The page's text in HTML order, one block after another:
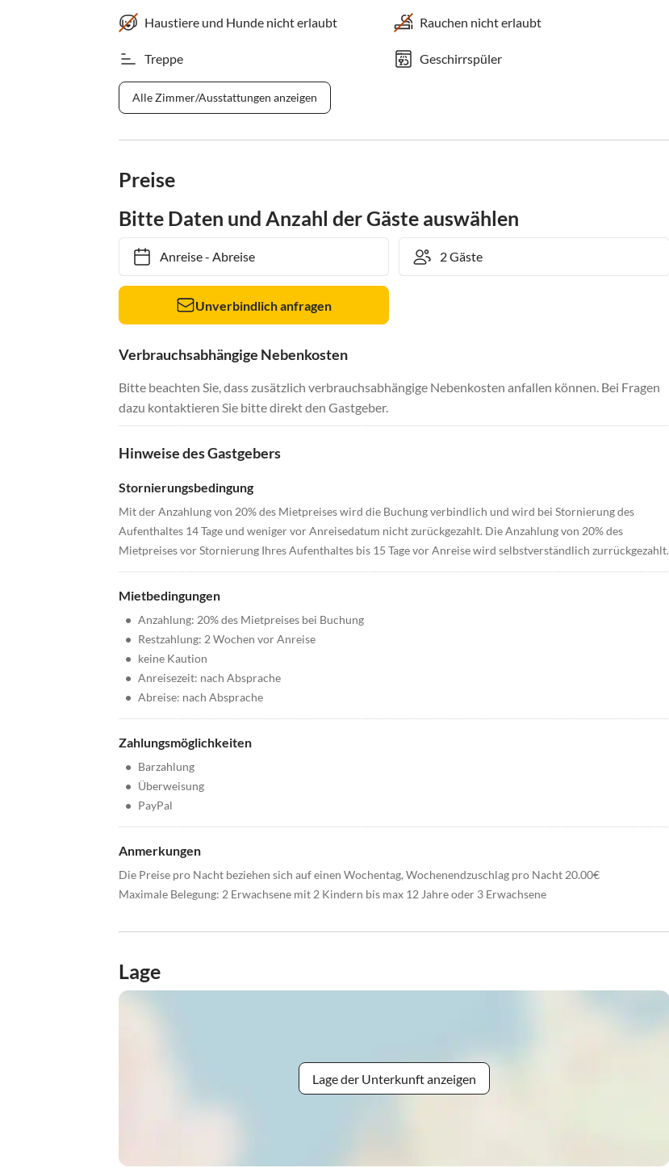
Haustiere und Hunde nicht erlaubt Rauchen nicht erlaubt
Treppe Geschirrspüler
Alle Zimmer/Ausstattungen anzeigen
Preise
Bitte Daten und Anzahl der Gäste auswählen
Anreise- Abreise
Unverbindlich anfragen
Verbrauchsabhängige Nebenkosten
Bitte beachten Sie, dass zusätzlich verbrauchsabhängige Nebenkosten anfallen können. Bei Fragen
dazu kontaktieren Sie bitte direkt den Gastgeber.
Hinweise des Gastgebers
Stornierungsbedingung
Mit der Anzahlung von 20% des Mietpreises wird die Buchung verbindlich und wird bei Stornierung des
Aufenthaltes 14 Tage und weniger vor Anreisedatum nicht zurückgezahlt. Die Anzahlung von 20% des
Mietpreises vor Stornierung Ihres Aufenthaltes bis 15 Tage vor Anreise wird selbstverständlich zurrückgezahlt.
Mietbedingungen
• Anzahlung: 20% des Mietpreises bei Buchung
• Restzahlung: 2 Wochen vor Anreise
• keine Kaution
• Anreisezeit: nach Absprache
• Abreise: nach Absprache
Zahlungsmöglichkeiten
• Barzahlung
• Überweisung
• PayPal
Anmerkungen
Die Preise pro Nacht beziehen sich auf einen Wochentag, Wochenendzuschlag pro Nacht 20.00€
Maximale Belegung: 2 Erwachsene mit 2 Kindern bis max 12 Jahre oder 3 Erwachsene
Lage
Lage der Unterkunft anzeigen